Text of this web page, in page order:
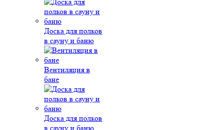
Доска для полков
в сауну и баню
Вентиляция в
бане
Доска для полков
в сауну и баню